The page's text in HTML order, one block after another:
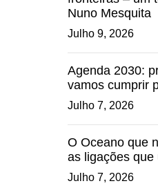
Nuno Mesquita
Julho 9, 2026
Agenda 2030:
vamos cumprir
Julho 7, 2026
O Oceano que
as ligações
Julho 7, 2026